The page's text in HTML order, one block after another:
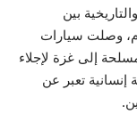
بين
وصلت سيارات
إلى غزة لإجلاء
تعبر عن